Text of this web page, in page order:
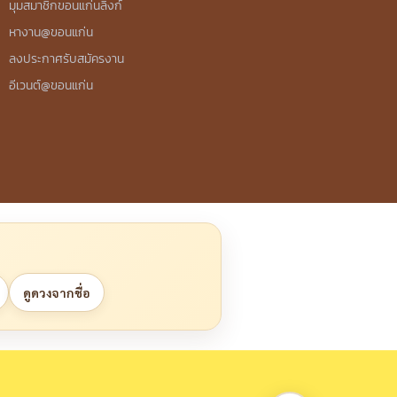
มุมสมาชิกขอนแก่นลิงก์
หางาน@ขอนแก่น
ลงประกาศรับสมัครงาน
อีเวนต์@ขอนแก่น
ดูดวงจากชื่อ